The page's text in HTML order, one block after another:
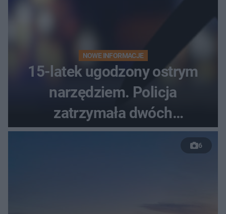
NOWE INFORMACJE
15-latek ugodzony ostrym
narzędziem. Policja
zatrzymała dwóch
nastolatków
6